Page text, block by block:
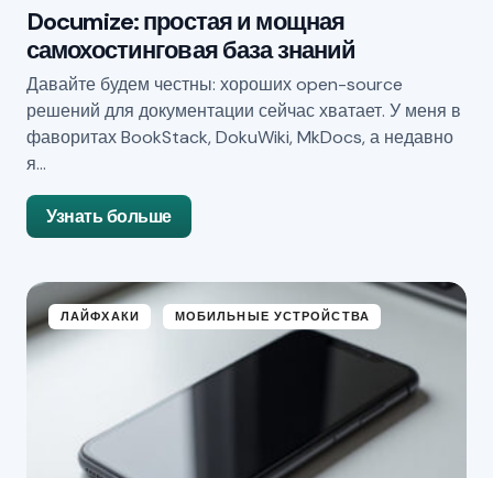
Documize: простая и мощная
самохостинговая база знаний
Давайте будем честны: хороших open-source
решений для документации сейчас хватает. У меня в
фаворитах BookStack, DokuWiki, MkDocs, а недавно
я…
Узнать больше
ЛАЙФХАКИ МОБИЛЬНЫЕ УСТРОЙСТВА